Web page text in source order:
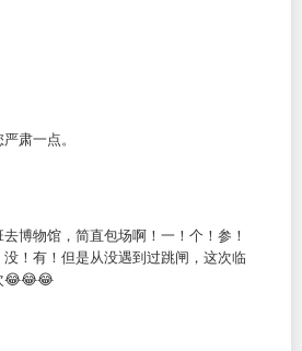
肃一点。
博物馆，简直包场啊！一！个！参！
！有！但是从没遇到过跳闸，这次临
😂😂😂